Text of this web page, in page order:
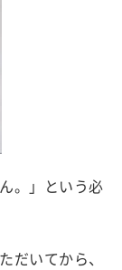
。」という必
だいてから、